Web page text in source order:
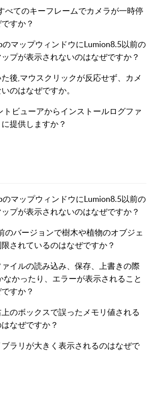
べてのキーフレームでカメラが一時停
すか？
マップウィンドウにLumion8.5以前の
プが表示されないのはなぜですか？
後,マウスクリックが反応せず、カメ
のはなぜですか。
ビューアからインストールログファ
提供しますか？
マップウィンドウにLumion8.5以前の
プが表示されないのはなぜですか？
のバージョンで樹木や植物のオブジェ
されているのはなぜですか？
イルの読み込み、保存、上書きの際
なかったり、エラーが表示されること
すか？
のボックスで誤ったメモリ値される
なぜですか？
ラリが大きく表示されるのはなぜで